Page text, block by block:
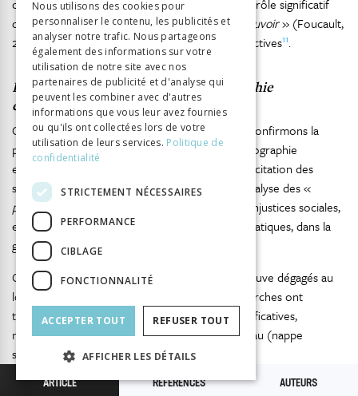
ces attachements sont susceptibles de jouer un rôle significatif
dans le «champ stratégique des relations de pouvoir» (Foucault,
2001), au travers d’actions individuelles ou collectives11.
Discussion : les contours d’une géographie
environnementale des fleuves
Grâce à l’analyse menée précédemment, nous confirmons la
pertinence de lapolitical ecologypour une « géographie
environnementale des fleuves », à travers l’explicitation des
savoirs mobilisés et des discours dominants, l’analyse des «
politics of scale
» ainsi que la dénonciation des injustices sociales,
environnementales ou des mesures antidémocratiques, dans la
gestion des fleuves.
Cependant, à la lumière des rapports société-fleuve dégagés au
long de la première partie de l’article, ces recherches ont
tendance à négliger deux questionsa priori significatives,
notamment au regard d’autres ressources en eau (nappe
souterraine, réservoir, canal, réseau d’irrigation)
», selon la proposition de Léon Metchnikoff :
ARTICLE RÉFÉRENCES AUTEURS
ITALIAN
Nous utilisons des cookies pour
personnaliser le contenu, les publicités et
analyser notre trafic. Nous partageons
également des informations sur votre
utilisation de notre site avec nos
partenaires de publicité et d'analyse qui
peuvent les combiner avec d'autres
informations que vous leur avez fournies
ou qu'ils ont collectées lors de votre
utilisation de leurs services. Politique de
confidentialité
STRICTEMENT NÉCESSAIRES
PERFORMANCE
CIBLAGE
FONCTIONNALITÉ
ACCEPTER TOUT REFUSER TOUT
AFFICHER LES DÉTAILS